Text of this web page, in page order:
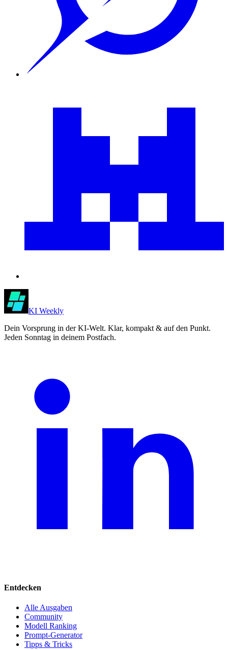
KI Weekly
Dein Vorsprung in der KI-Welt. Klar, kompakt & auf den Punkt.
Jeden Sonntag in deinem Postfach.
Entdecken
Alle Ausgaben
Community
Modell Ranking
Prompt-Generator
Tipps & Tricks